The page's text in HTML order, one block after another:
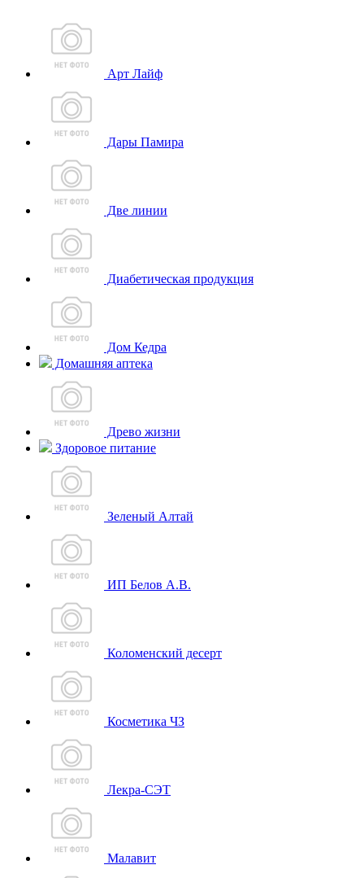
Арт Лайф
Дары Памира
Две линии
Диабетическая продукция
Дом Кедра
Домашняя аптека
Древо жизни
Здоровое питание
Зеленый Алтай
ИП Белов А.В.
Коломенский десерт
Косметика ЧЗ
Лекра-СЭТ
Малавит